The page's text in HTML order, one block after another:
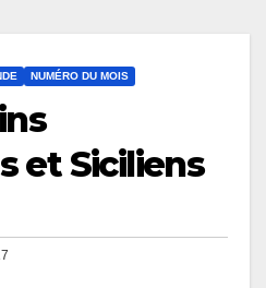
NUMÉRO DU MOIS
et Siciliens